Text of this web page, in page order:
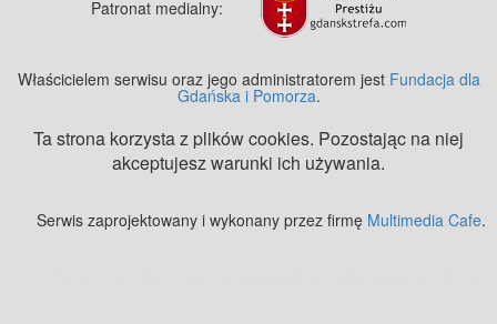
Patronat medialny:
Właścicielem serwisu oraz jego administratorem jest Fundacja dla
Gdańska i Pomorza.
Ta strona korzysta z plików cookies. Pozostając na niej
akceptujesz warunki ich używania.
Serwis zaprojektowany i wykonany przez firmę Multimedia Cafe.